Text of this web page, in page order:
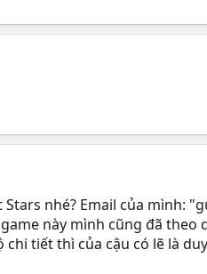
nhé? Email của mình: "
này mình cũng đã theo
tiết thì của cậu có lẽ là